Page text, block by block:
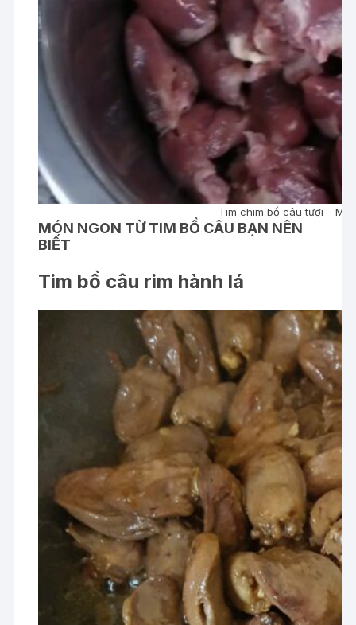
Tim chim bồ câu tươi –
MÓN NGON TỪ TIM BỒ CÂU BẠN NÊN
BIẾT
Tim bồ câu rim hành lá